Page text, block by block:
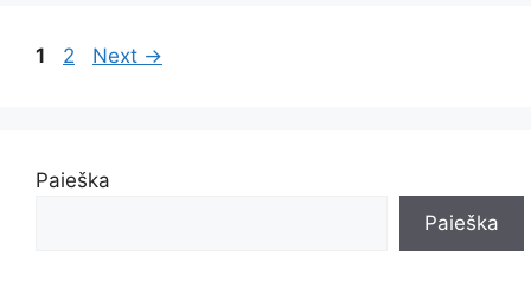
Page
1 Page
2 Next →
Paieška
Paieška